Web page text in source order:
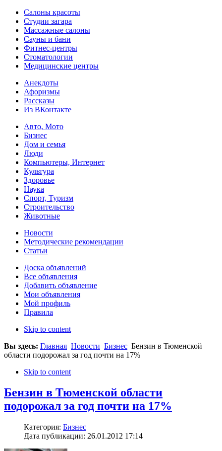
Салоны красоты
Студии загара
Массажные салоны
Сауны и бани
Фитнес-центры
Стоматологии
Медицинские центры
Анекдоты
Афоризмы
Рассказы
Из ВКонтакте
Авто, Мото
Бизнес
Дом и семья
Люди
Компьютеры, Интернет
Культура
Здоровье
Наука
Спорт, Туризм
Строительство
Животные
Новости
Методические рекомендации
Статьи
Доска объявлений
Все объявления
Добавить объявление
Мои объявления
Мой профиль
Правила
Skip to content
Вы здесь: Главная Новости Бизнес Бензин в Тюменской
области подорожал за год почти на 17%
Skip to content
Бензин в Тюменской области
подорожал за год почти на 17%
Категория: Бизнес
Дата публикации: 26.01.2012 17:14